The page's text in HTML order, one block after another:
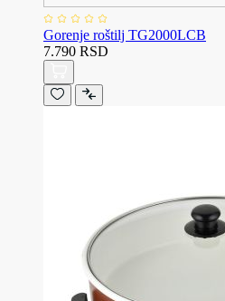
Gorenje roštilj TG2000LCB
7.790 RSD